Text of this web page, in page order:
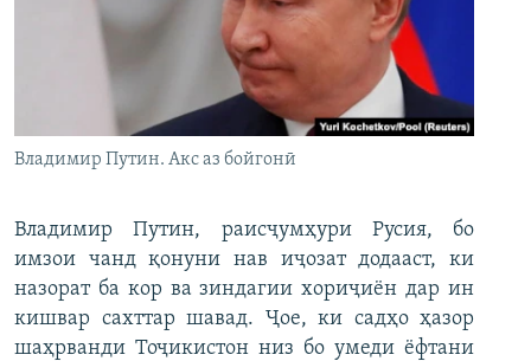
Владимир Путин. Акс аз бойгонӣ
Владимир Путин, раисҷумҳури Русия, бо
имзои чанд қонуни нав иҷозат додааст, ки
назорат ба кор ва зиндагии хориҷиён дар ин
кишвар сахттар шавад. Ҷое, ки садҳо ҳазор
шаҳрванди Тоҷикистон низ бо умеди ёфтани